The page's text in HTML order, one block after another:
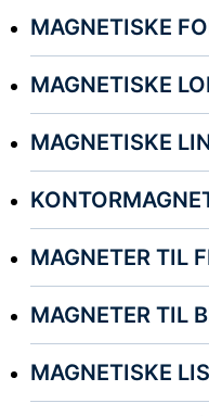
MAGNETISKE
MAGNETISKE
MAGNETISKE
MAGNETER TIL
MAGNETER TIL
MAGNETISKE